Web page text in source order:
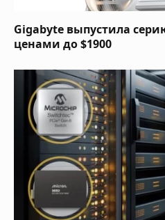
Gigabyte выпустила
ценами до $1900